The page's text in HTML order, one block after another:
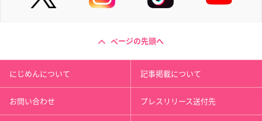
ページの先頭へ
にじめんについて 記事掲載について
お問い合わせ プレスリリース送付先